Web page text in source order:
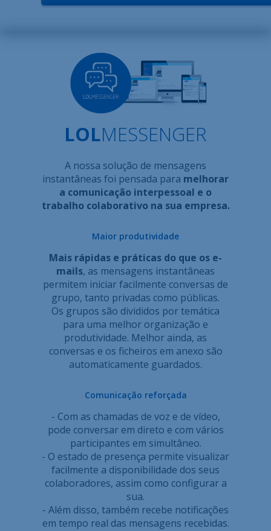
LOLMESSENGER
A nossa solução de mensagens
instantâneas foi pensada para melhorar
a comunicação interpessoal e o
trabalho colaborativo na sua empresa.
Maior produtividade
Mais rápidas e práticas do que os e-
mails, as mensagens instantâneas
permitem iniciar facilmente conversas de
grupo, tanto privadas como públicas.
Os grupos são divididos por temática
para uma melhor organização e
produtividade. Melhor ainda, as
conversas e os ficheiros em anexo são
automaticamente guardados.
Comunicação reforçada
- Com as chamadas de voz e de vídeo,
pode conversar em direto e com vários
participantes em simultâneo.
- O estado de presença permite visualizar
facilmente a disponibilidade dos seus
colaboradores, assim como configurar a
sua.
- Além disso, também recebe notificações
em tempo real das mensagens recebidas.